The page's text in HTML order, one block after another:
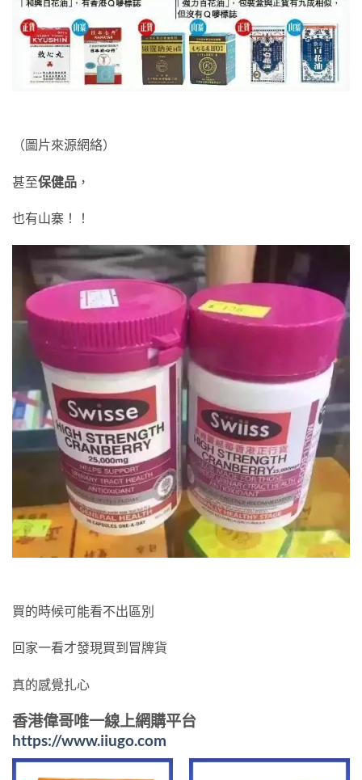
（圖片來源網絡）
甚至保健品 ，
也有山寨！！
買的時候可能看不出區別
回家一看才發現買到冒牌貨
真的感覺扎心
香港偉哥唯一線上網購平台
https://www.iiugo.com